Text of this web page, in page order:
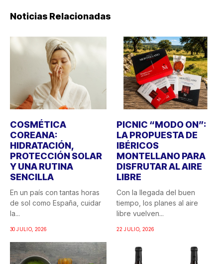
Noticias Relacionadas
COSMÉTICA
COREANA:
HIDRATACIÓN,
PROTECCIÓN SOLAR
Y UNA RUTINA
SENCILLA
En un país con tantas horas
de sol como España, cuidar
la...
30 JULIO, 2026
PICNIC “MODO ON”:
LA PROPUESTA DE
IBÉRICOS
MONTELLANO PARA
DISFRUTAR AL AIRE
LIBRE
Con la llegada del buen
tiempo, los planes al aire
libre vuelven...
22 JULIO, 2026